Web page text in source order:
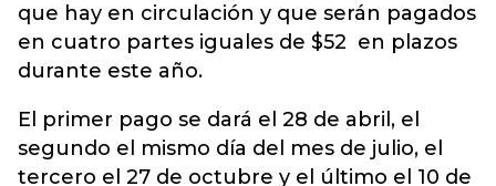
que hay en circulación y que serán pagados
en cuatro partes iguales de $52 en plazos
durante este año.
El primer pago se dará el 28 de abril, el
segundo el mismo día del mes de julio, el
tercero el 27 de octubre y el último el 10 de